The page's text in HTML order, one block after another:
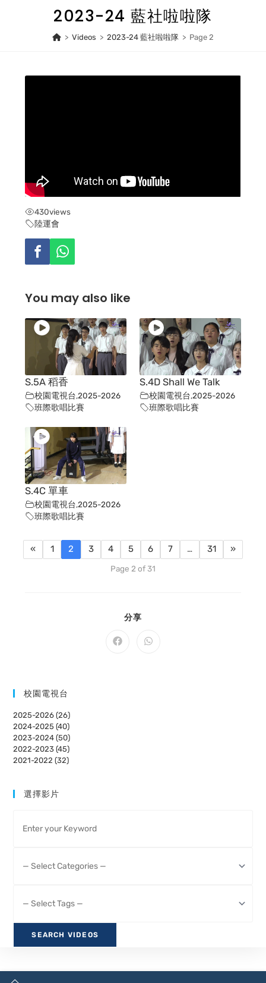
2023-24 藍社啦啦隊
> Videos > 2023-24 藍社啦啦隊 > Page 2
430views
陸運會
You may also like
S.5A 稻香
校園電視台,2025-2026
班際歌唱比賽
S.4D Shall We Talk
校園電視台,2025-2026
班際歌唱比賽
S.4C 單車
校園電視台,2025-2026
班際歌唱比賽
« 1 2 3 4 5 6 7 … 31 »
Page 2 of 31
分享
CONTENT
Opens
Opens
校園電視台
2025-2026 (26)
2024-2025 (40)
2023-2024 (50)
2022-2023 (45)
2021-2022 (32)
選擇影片